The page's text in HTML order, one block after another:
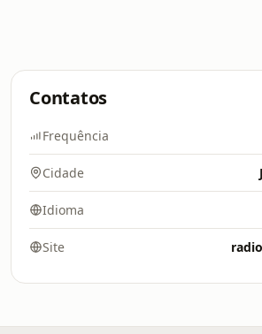
Contatos
Frequência
Cidade
Idioma
Site